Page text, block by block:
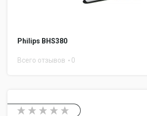
Philips BHS380
Всего отзывов 0